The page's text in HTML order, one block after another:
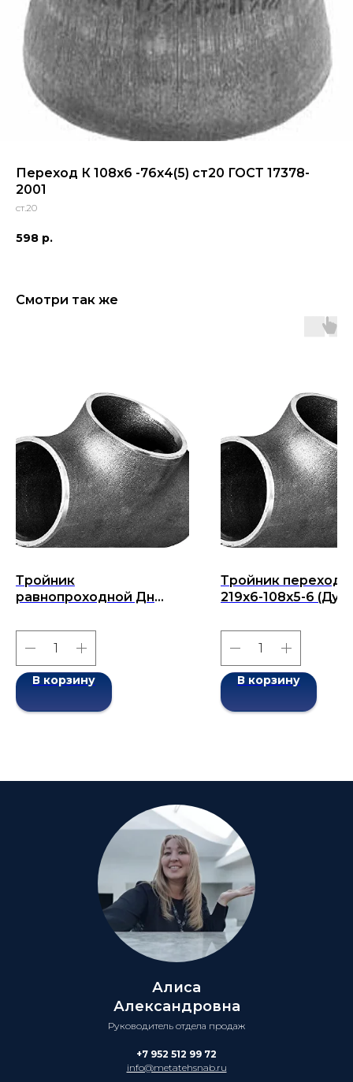
Переход К 108х6 -76х4(5) ст20 ГОСТ 17378-
2001
ст.20
598 р.
Смотри так же
Тройник
равнопроходной Дн
бесшовный ГОСТ 17376-
2001
В корзину
Тройник
219x6-108x5-6 (Ду
ГОСТ 17376-2001
В корзину
Алиса
Александровна
Руководитель отдела продаж
+7 952 512 99 72
info@metatehsnab.ru